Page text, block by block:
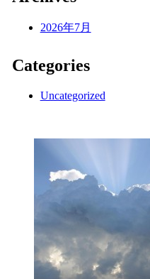
2026年7月
Categories
Uncategorized